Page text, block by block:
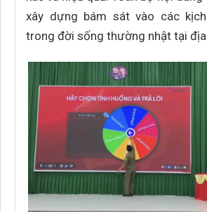
xây dựng bám sát vào các
trong đời sống thường nhật tại